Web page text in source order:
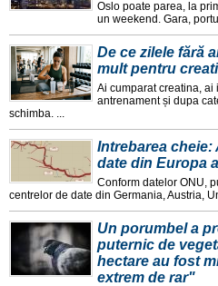
Oslo poate parea, la
un weekend. Gara,
De ce zilele fără
mult pentru
Ai cumparat creatina,
antrenament și dupa
schimba. ...
Intrebarea
date din Europa
Conform datelor ONU,
centrelor de date din Germania, Austria,
Un porumbel a
puternic de
hectare au fost
extrem de rar"